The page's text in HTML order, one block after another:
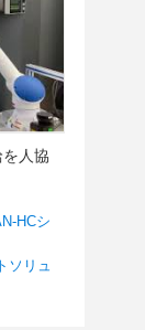
人協
HCシ
ソリュ